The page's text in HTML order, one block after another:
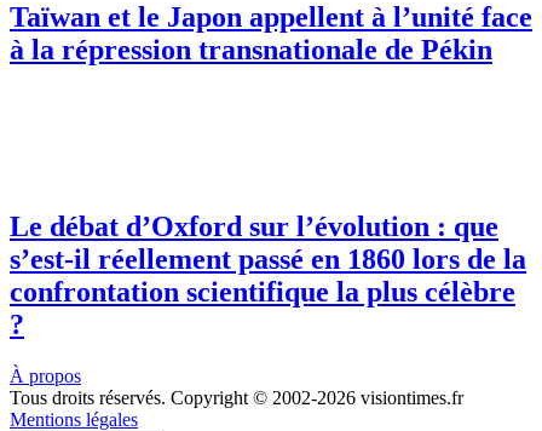
Taïwan et le Japon appellent à l’unité face
à la répression transnationale de Pékin
Le débat d’Oxford sur l’évolution : que
s’est-il réellement passé en 1860 lors de la
confrontation scientifique la plus célèbre
?
À propos
Tous droits réservés. Copyright © 2002-2026 visiontimes.fr
Mentions légales